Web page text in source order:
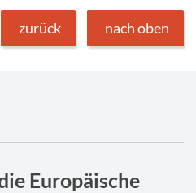
zurück nach oben
Europäische